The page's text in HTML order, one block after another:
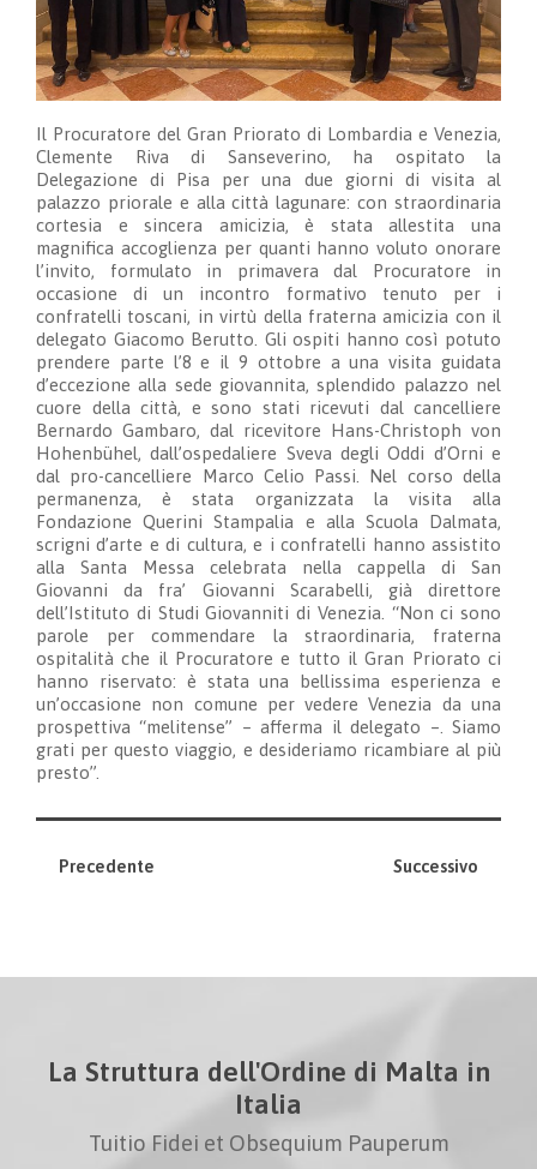
Il Procuratore del Gran Priorato di Lombardia e Venezia,
Clemente Riva di Sanseverino, ha ospitato la
Delegazione di Pisa per una due giorni di visita al
palazzo priorale e alla città lagunare: con straordinaria
cortesia e sincera amicizia, è stata allestita una
magnifica accoglienza per quanti hanno voluto onorare
l’invito, formulato in primavera dal Procuratore in
occasione di un incontro formativo tenuto per i
confratelli toscani, in virtù della fraterna amicizia con il
delegato Giacomo Berutto. Gli ospiti hanno così potuto
prendere parte l’8 e il 9 ottobre a una visita guidata
d’eccezione alla sede giovannita, splendido palazzo nel
cuore della città, e sono stati ricevuti dal cancelliere
Bernardo Gambaro, dal ricevitore Hans-Christoph von
Hohenbühel, dall’ospedaliere Sveva degli Oddi d’Orni e
dal pro-cancelliere Marco Celio Passi. Nel corso della
permanenza, è stata organizzata la visita alla
Fondazione Querini Stampalia e alla Scuola Dalmata,
scrigni d’arte e di cultura, e i confratelli hanno assistito
alla Santa Messa celebrata nella cappella di San
Giovanni da fra’ Giovanni Scarabelli, già direttore
dell’Istituto di Studi Giovanniti di Venezia. “Non ci sono
parole per commendare la straordinaria, fraterna
ospitalità che il Procuratore e tutto il Gran Priorato ci
hanno riservato: è stata una bellissima esperienza e
un’occasione non comune per vedere Venezia da una
prospettiva “melitense” – afferma il delegato –. Siamo
grati per questo viaggio, e desideriamo ricambiare al più
presto”.
Precedente Successivo
La Struttura dell'Ordine di Malta in
Italia
Tuitio Fidei et Obsequium Pauperum